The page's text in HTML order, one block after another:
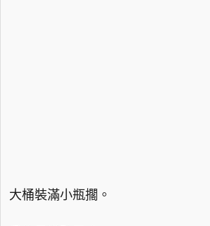
大桶裝滿小瓶擱。